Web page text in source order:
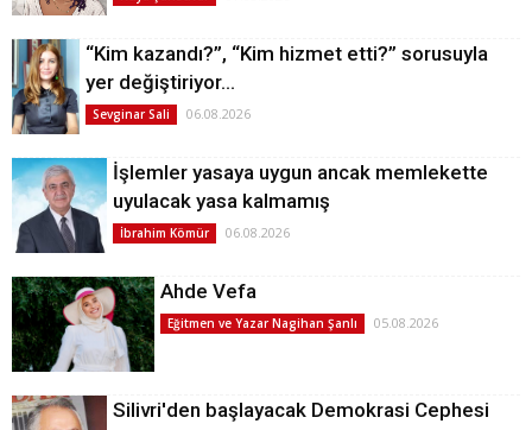
“Kim kazandı?”, “Kim hizmet etti?” sorusuyla
yer değiştiriyor…
Sevginar Sali 06.08.2026
İşlemler yasaya uygun ancak memlekette
uyulacak yasa kalmamış
İbrahim Kömür 06.08.2026
Ahde Vefa
Eğitmen ve Yazar Nagihan Şanlı 05.08.2026
Silivri'den başlayacak Demokrasi Cephesi